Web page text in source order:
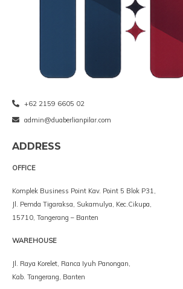
+62 2159 6605 02
admin@duaberlianpilar.com
ADDRESS
OFFICE
Komplek Business Point Kav. Point 5 Blok P31,
Jl. Pemda Tigaraksa, Sukamulya, Kec.Cikupa,
15710, Tangerang – Banten
WAREHOUSE
Jl. Raya Korelet, Ranca Iyuh Panongan,
Kab. Tangerang, Banten